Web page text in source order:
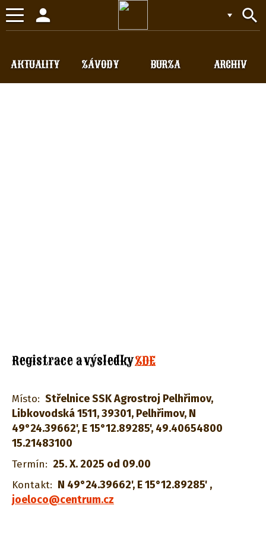
Toggle
navigation
search
person
ZÁVODY
AKTUALITY BURZA ARCHIV
Registrace a výsledkyZDE
Místo: Střelnice SSK Agrostroj Pelhřimov,
Libkovodská 1511,39301, Pelhřimov, N
49°24.39662', E 15°12.89285', 49.40654800
15.21483100
Termín: 25. X. 2025 od 09.00
Kontakt: N 49°24.39662', E 15°12.89285' ,
joeloco@centrum.cz